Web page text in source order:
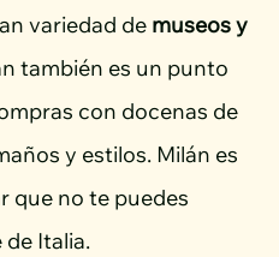
variedad de museos y
también es un punto
con docenas de
y estilos. Milán es
que no te puedes
Italia.